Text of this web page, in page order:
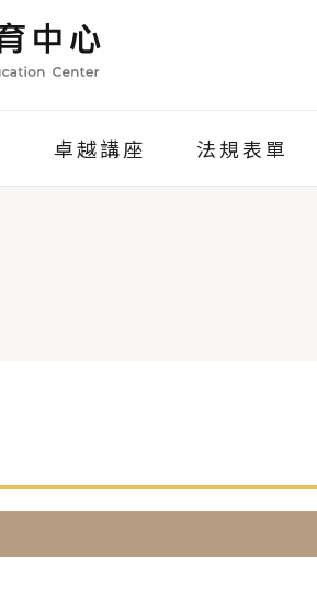
卓越講座 法規表單